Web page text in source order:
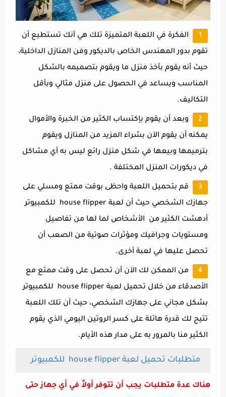
الفكرة في اللعبة المتميزة تلك هي أنك تستطيع أن
تقوم بدور المهندس الخاص بالديكور وفن المنازل الداخلية،
حيث أنه يقوم بأخذ منزل ما ويقوم بتصميمه بالشكل
المناسب ويساعد في الحصول على منزل مثالي وبأقل
التكاليف.
وبعد أن يقوم بإكتساب الكثير من الخبرة والأموال
يمكنه أن يقوم الآن بشراء المزيد من المنازل ويقوم
بترميمها وبيعها في شكل منزل رائع ليس به أي مشاكل
في ديكورات المنزل المختلفة .
قم بتحميل اللعبة واحظى بوقت ممتع ومسلي على
جهازك الشخصي حيث أن لعبة house flipper
للكمبيوتر
أدهشت الكثير من
الأشخاص لما لها من تفاصيل
ومستويات وجرافيك ومؤثرات صوتية من الصعب أن
تحصل عليها في لعبة أخرى.
من الممكن لك الآن أن تحصل على وقت ممتع مع
الأصدقاء من خلال تحميل لعبة house flipper
للكمبيوتر
بشكل مجاني على جهازك الشخصي، حيث أن تلك اللعبة
تتيح لك قدرة هائلة على كسر الروتين اليومي الذي يقوم
الكثير منا بالمرور به على مدار هذه الأيام.
متطلبات تحميل لعبةhouse flipper للكمبيوتر
هناك عدة متطلبات يجب أن تتوفر أولاً في أي جهاز حتى